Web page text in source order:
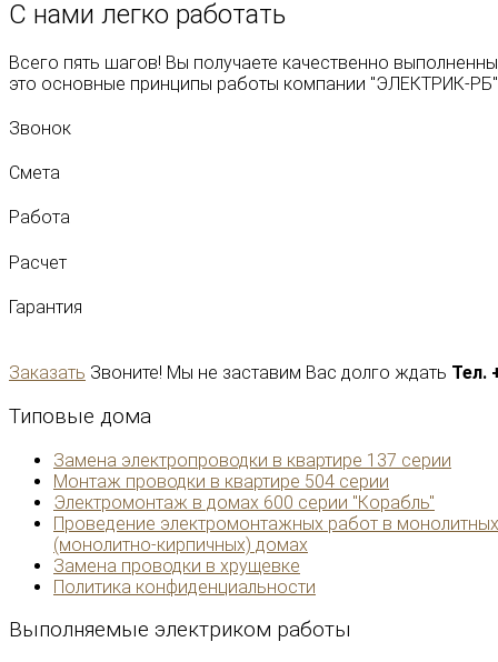
С нами легко работать
Всего пять шагов! Вы получаете качественно
это основные принципы работы компании "ЭЛЕКТРИК-
Звонок
Смета
Работа
Расчет
Гарантия
Заказать Звоните! Мы не заставим Вас долго ждать Тел.
Типовые дома
Замена электропроводки в квартире 137 серии
Монтаж проводки в квартире 504 серии
Электромонтаж в домах 600 серии "Корабль"
Проведение электромонтажных работ в монолитных
(монолитно-кирпичных) домах
Замена проводки в хрущевке
Политика конфиденциальности
Выполняемые электриком работы